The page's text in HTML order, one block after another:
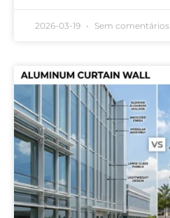
2026-03-19 Sem comentários